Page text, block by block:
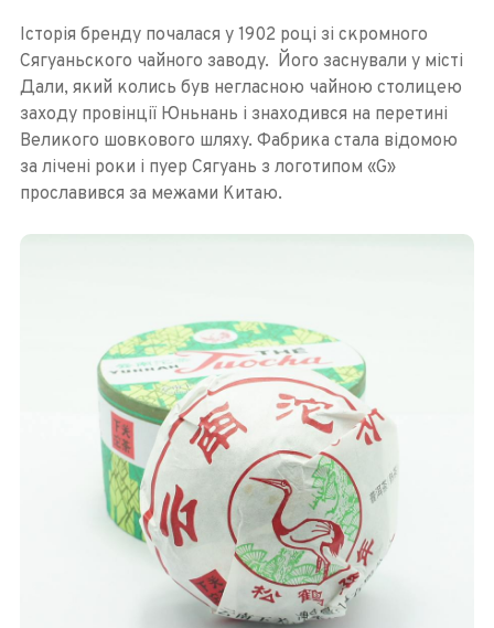
Історія бренду почалася у 1902 році зі скромного
Сягуаньского чайного заводу. Його заснували у місті
Дали, який колись був негласною чайною столицею
заходу провінції Юньнань і знаходився на перетині
Великого шовкового шляху. Фабрика стала відомою
за лічені роки і пуер Сягуань з логотипом «G»
прославився за межами Китаю.